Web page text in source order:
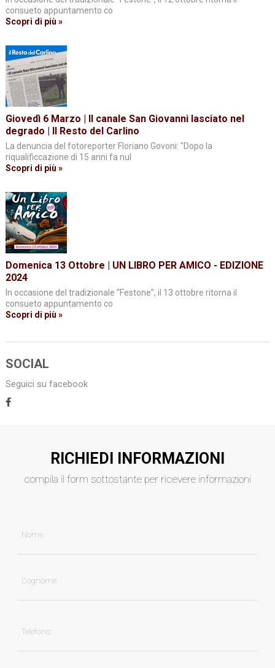
consueto appuntamento co
Scopri di più »
Giovedì 6 Marzo | Il canale San Giovanni lasciato nel
degrado | Il Resto del Carlino
La denuncia del fotoreporter Floriano Govoni: "Dopo la
riqualificcazione di 15 anni fa nul
Scopri di più »
Domenica 13 Ottobre | UN LIBRO PER AMICO - EDIZIONE
2024
In occasione del tradizionale “Festone”, il 13 ottobre ritorna il
consueto appuntamento co
Scopri di più »
SOCIAL
Seguici su facebook
RICHIEDI INFORMAZIONI
compila il form sottostante per ricevere informazioni